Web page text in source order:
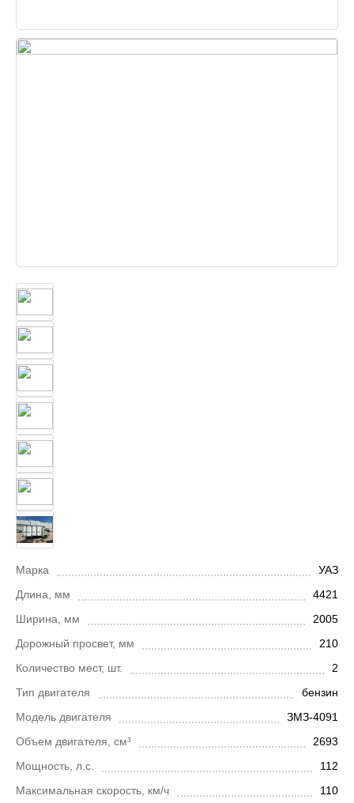
Марка
УАЗ
Длина, мм
4421
Ширина, мм
2005
Дорожный просвет, мм
210
Количество мест, шт.
2
Тип двигателя
бензин
Модель двигателя
ЗМЗ-4091
Объем двигателя, см³
2693
Мощность, л.с.
112
Максимальная скорость, км/ч
110